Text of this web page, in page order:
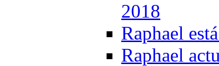
2018
Raphael
Raphael